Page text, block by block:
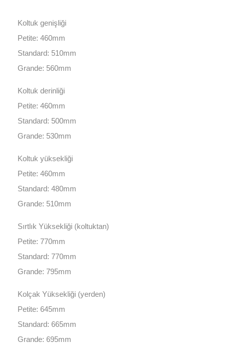
Koltuk genişliği
Petite: 460mm
Standard: 510mm
Grande: 560mm
Koltuk derinliği
Petite: 460mm
Standard: 500mm
Grande: 530mm
Koltuk yüksekliği
Petite: 460mm
Standard: 480mm
Grande: 510mm
Sırtlık Yüksekliği (koltuktan)
Petite: 770mm
Standard: 770mm
Grande: 795mm
Kolçak Yüksekliği (yerden)
Petite: 645mm
Standard: 665mm
Grande: 695mm